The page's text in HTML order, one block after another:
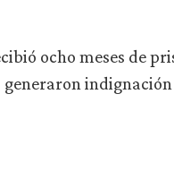
ocho meses de
generaron indignación